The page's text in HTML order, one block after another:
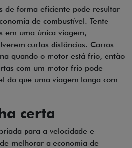
de forma eficiente pode resultar
de combustível. Tente
em uma única viagem,
curtas distâncias. Carros
quando o motor está frio, então
com um motor frio pode
do que uma viagem longa com
certa
para a velocidade e
melhorar a economia de